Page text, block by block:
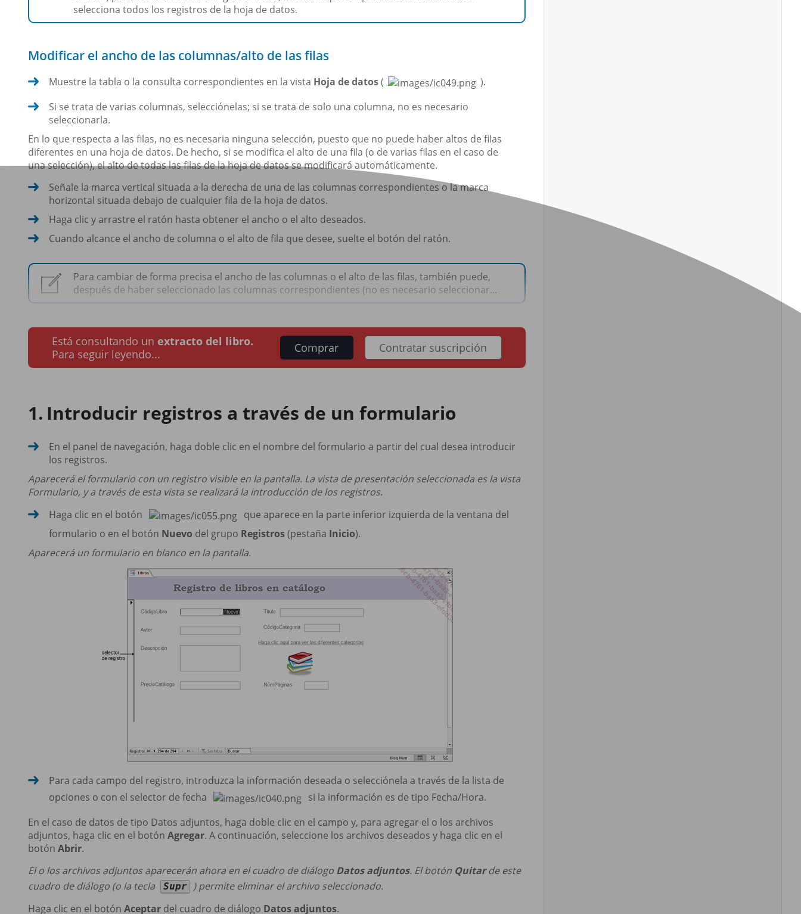
selecciona todos los registros de la hoja de datos.
Modificar el ancho de las columnas/alto de las filas
Muestre la tabla o la consulta correspondientes en la vista Hoja de datos(
).
Si se trata de varias columnas, selecciónelas; si se trata de solo una columna, no es necesario
seleccionarla.
En lo que respecta a las filas, no es necesaria ninguna selección, puesto que no puede haber altos de filas
diferentes en una hoja de datos. De hecho, si se modifica el alto de una fila (o de varias filas en el caso de
una selección), el alto de todas las filas de la hoja de datos se modificará automáticamente.
Señale la marca vertical situada a la derecha de una de las columnas correspondientes o la marca
horizontal situada debajo de cualquier fila de la hoja de datos.
Haga clic y arrastre el ratón hasta obtener el ancho o el alto deseados.
Cuando alcance el ancho de columna o el alto de fila que desee, suelte el botón del ratón.
Para cambiar de forma precisa el ancho de las columnas o el alto de las filas, también puede,
después de haber seleccionado las columnas correspondientes (no es necesario seleccionar...
Está consultando un extracto del libro.
Para seguir leyendo...
Comprar Contratar suscripción
Introducir registros a través de un formulario
En el panel de navegación, haga doble clic en el nombre del formulario a partir del cual desea introducir
los registros.
Aparecerá el formulario con un registro visible en la pantalla. La vista de presentación seleccionada es la vista
Formulario, y a través de esta vista se realizará la introducción de los registros.
Haga clic en el botón
que aparece en la parte inferior izquierda de la ventana del
formulario o en el botón Nuevo del grupo Registros(pestaña Inicio).
Aparecerá un formulario en blanco en la pantalla.
Para cada campo del registro, introduzca la información deseada o selecciónela a través de la lista de
opciones o con el selector de fecha
si la información es de tipo Fecha/Hora.
En el caso de datos de tipo Datos adjuntos, haga doble clic en el campo y, para agregar el o los archivos
adjuntos, haga clic en el botón Agregar. A continuación, seleccione los archivos deseados y haga clic en el
botón Abrir.
El o los archivos adjuntos aparecerán ahora en el cuadro de diálogo Datos adjuntos. El botón Quitarde este
cuadro de diálogo (o la tecla
Supr
) permite eliminar el archivo seleccionado.
Haga clic en el botón Aceptar del cuadro de diálogo Datos adjuntos.